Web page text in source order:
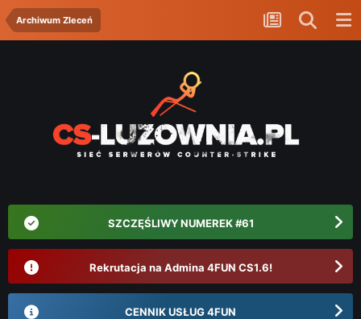
Archiwum Zleceń
SZCZĘŚLIWY NUMEREK #61
Rekrutacja na Admina 4FUN CS1.6!
CENNIK USŁUG 4FUN